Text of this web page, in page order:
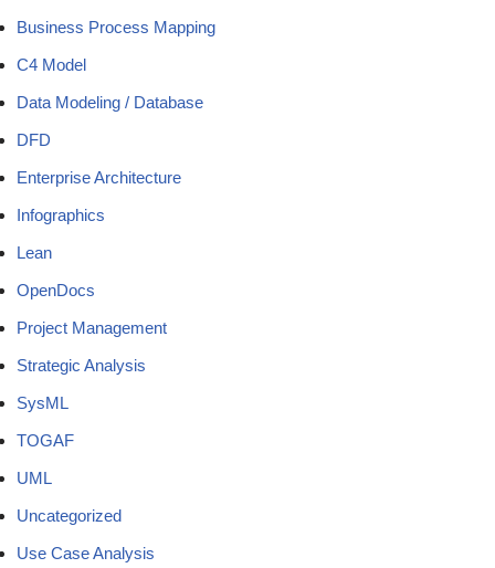
Business Process Mapping
C4 Model
Data Modeling / Database
DFD
Enterprise Architecture
Infographics
Lean
OpenDocs
Project Management
Strategic Analysis
SysML
TOGAF
UML
Uncategorized
Use Case Analysis